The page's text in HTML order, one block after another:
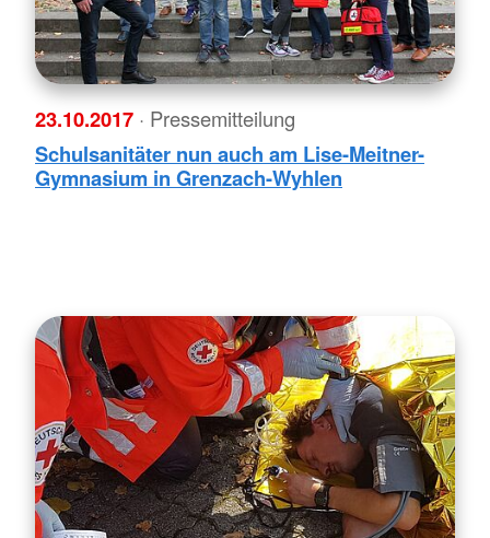
23.10.2017 · Pressemitteilung
Schulsanitäter nun auch am Lise-Meitner-
Gymnasium in Grenzach-Wyhlen